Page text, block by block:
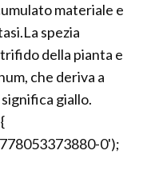
materiale e
spezia
della pianta e
che deriva a
giallo.
0');